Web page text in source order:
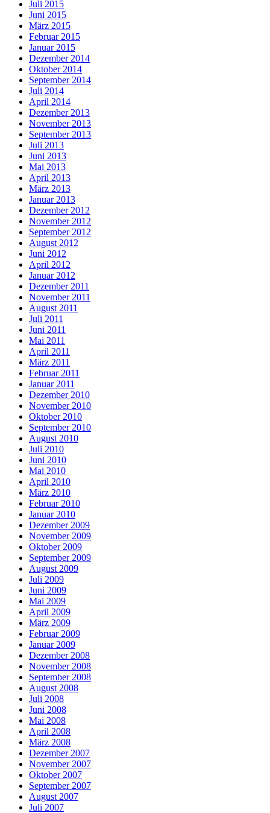
Juli 2015
Juni 2015
März 2015
Februar 2015
Januar 2015
Dezember 2014
Oktober 2014
September 2014
Juli 2014
April 2014
Dezember 2013
November 2013
September 2013
Juli 2013
Juni 2013
Mai 2013
April 2013
März 2013
Januar 2013
Dezember 2012
November 2012
September 2012
August 2012
Juni 2012
April 2012
Januar 2012
Dezember 2011
November 2011
August 2011
Juli 2011
Juni 2011
Mai 2011
April 2011
März 2011
Februar 2011
Januar 2011
Dezember 2010
November 2010
Oktober 2010
September 2010
August 2010
Juli 2010
Juni 2010
Mai 2010
April 2010
März 2010
Februar 2010
Januar 2010
Dezember 2009
November 2009
Oktober 2009
September 2009
August 2009
Juli 2009
Juni 2009
Mai 2009
April 2009
März 2009
Februar 2009
Januar 2009
Dezember 2008
November 2008
September 2008
August 2008
Juli 2008
Juni 2008
Mai 2008
April 2008
März 2008
Dezember 2007
November 2007
Oktober 2007
September 2007
August 2007
Juli 2007